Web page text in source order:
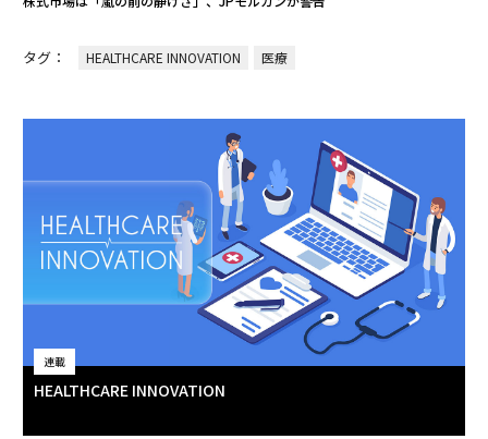
タグ： HEALTHCARE INNOVATION 医療
連載
HEALTHCARE INNOVATION